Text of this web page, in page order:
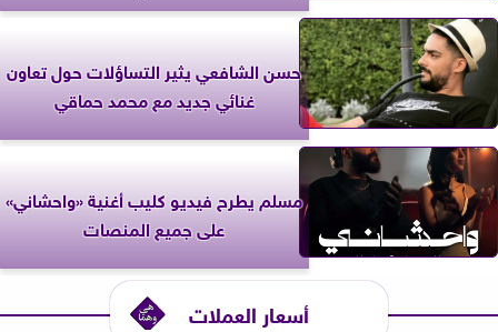
حسن الشافعي يثير التساؤلات حول تعاون
غنائي جديد مع محمد حماقي
مسلم يطرح فيديو كليب أغنية «واحشاني»
على جميع المنصات
أسعار العملات